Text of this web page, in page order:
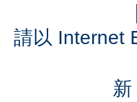
｜
請以 Internet